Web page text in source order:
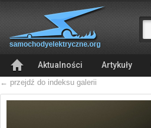
Aktualności Artykuły
← przejdź do indeksu galerii